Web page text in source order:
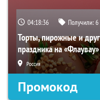
04:18:35 Получили:6
Торты, пирожные и
праздника на «Флаувау»
Россия
Промокод